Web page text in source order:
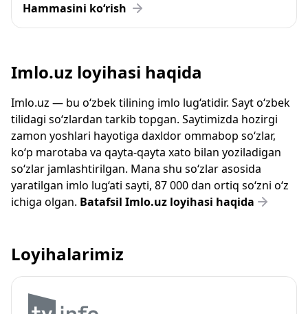
Hammasini ko‘rish
Imlo.uz loyihasi haqida
Imlo.uz — bu o‘zbek tilining imlo lug‘atidir. Sayt o‘zbek
tilidagi so‘zlardan tarkib topgan. Saytimizda hozirgi
zamon yoshlari hayotiga daxldor ommabop so‘zlar,
ko‘p marotaba va qayta-qayta xato bilan yoziladigan
so‘zlar jamlashtirilgan. Mana shu so‘zlar asosida
yaratilgan imlo lug‘ati sayti, 87 000 dan ortiq so‘zni o‘z
ichiga olgan. Batafsil Imlo.uz loyihasi haqida
Loyihalarimiz